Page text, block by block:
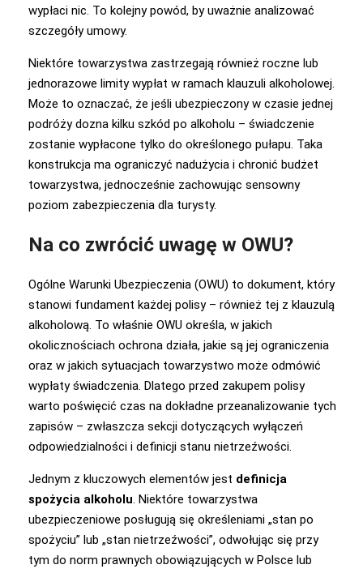
wypłaci nic. To kolejny powód, by uważnie analizować
szczegóły umowy.
Niektóre towarzystwa zastrzegają również roczne lub
jednorazowe limity wypłat w ramach klauzuli alkoholowej.
Może to oznaczać, że jeśli ubezpieczony w czasie jednej
podróży dozna kilku szkód po alkoholu – świadczenie
zostanie wypłacone tylko do określonego pułapu. Taka
konstrukcja ma ograniczyć nadużycia i chronić budżet
towarzystwa, jednocześnie zachowując sensowny
poziom zabezpieczenia dla turysty.
Na co zwrócić uwagę w OWU?
Ogólne Warunki Ubezpieczenia (OWU) to dokument, który
stanowi fundament każdej polisy – również tej z klauzulą
alkoholową. To właśnie OWU określa, w jakich
okolicznościach ochrona działa, jakie są jej ograniczenia
oraz w jakich sytuacjach towarzystwo może odmówić
wypłaty świadczenia. Dlatego przed zakupem polisy
warto poświęcić czas na dokładne przeanalizowanie tych
zapisów – zwłaszcza sekcji dotyczących wyłączeń
odpowiedzialności i definicji stanu nietrzeźwości.
Jednym z kluczowych elementów jest definicja
spożycia alkoholu. Niektóre towarzystwa
ubezpieczeniowe posługują się określeniami „stan po
spożyciu” lub „stan nietrzeźwości”, odwołując się przy
tym do norm prawnych obowiązujących w Polsce lub